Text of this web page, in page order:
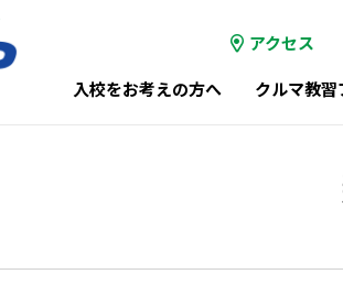
アクセス
入校をお考えの方へ クルマ教習